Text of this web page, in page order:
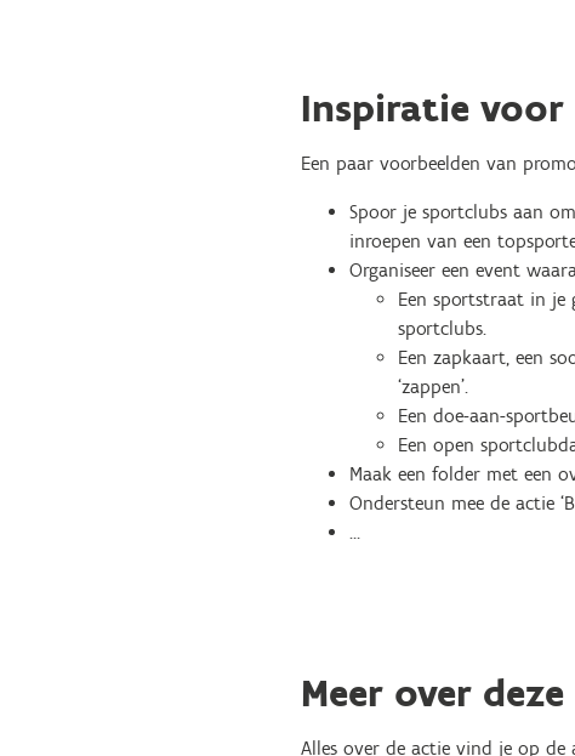
Inspiratie
Een paar voorbeelden van
Spoor je sportclubs aan
inroepen van een
Organiseer een event
Een sportstraat in je
sportclubs.
Een zapkaart, een
‘zappen’.
Een doe-aan-
Een open
Maak een folder met een
Ondersteun mee de actie
…
Meer over
Alles over de actie vind je op de